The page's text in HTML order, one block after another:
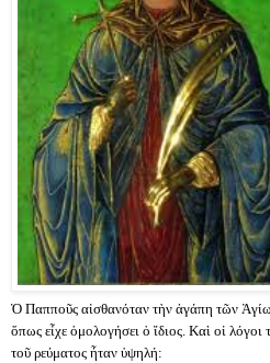
Ὁ Παπποῦς αἰσθανόταν τὴν ἀγάπη τῶν
ὅπως εἶχε ὁμολογήσει ὁ ἴδιος. Καὶ οἱ
τοῦ ρεύματος ἦταν ὑψηλή: